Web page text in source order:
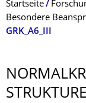
Breadcrumb-Menü
Startseite
Besondere
GRK_A6_III